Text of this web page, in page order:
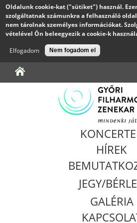
Oldalunk cookie-kat ("sütiket") használ.
szolgáltatnak számunkra a felhasználó
nem tárolnak személyes információkat.
vételével Ön beleegyezik a cookie-k
Elfogadom
Nem fogadom el
HÍREK
JEGY/
GALÉRIA